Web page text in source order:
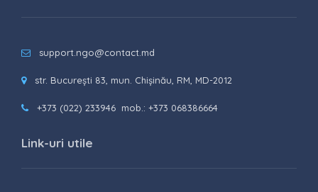
support.ngo@contact.md
str. București 83, mun. Chișinău, RM, MD-2012
+373 (022) 233946 mob.: +373 068386664
Link-uri utile